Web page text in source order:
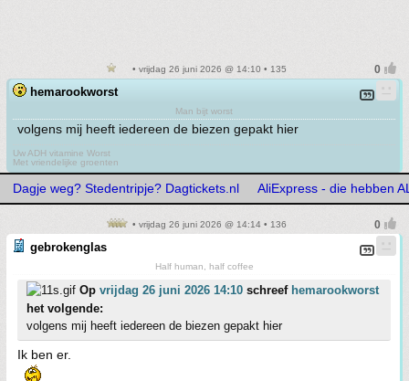
• vrijdag 26 juni 2026 @ 14:10 • 135
hemarookworst
Man bijt worst
volgens mij heeft iedereen de biezen gepakt hier
Uw ADH vitamine Worst
Met vriendelijke groenten
Dagje weg? Stedentripje? Dagtickets.nl AliExpress - die hebben
• vrijdag 26 juni 2026 @ 14:14 • 136
gebrokenglas
Half human, half coffee
Op vrijdag 26 juni 2026 14:10 schreef hemarookworst
het volgende:
volgens mij heeft iedereen de biezen gepakt hier
Ik ben er.